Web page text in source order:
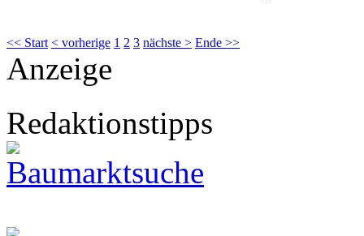
<< Start < vorherige 1 2 3 nächste > Ende >>
Anzeige
Redaktionstipps